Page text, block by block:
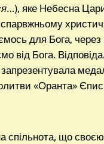
…), яке Небесна
для Бога, через
від Бога.
«Оранта»
спільнота, що